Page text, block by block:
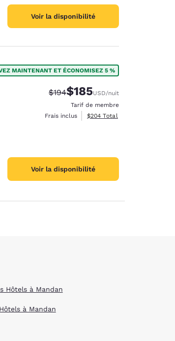
Voir la disponibilité
MAINTENANT ET ÉCONOMISEZ 5 %
Tarif barré :
$194Tarif réduit :
$185USD/nuit
Tarif de membre
Frais inclus
Afficher les détails totaux
$204 Total
Voir la disponibilité
Hôtels à Mandan
à Mandan